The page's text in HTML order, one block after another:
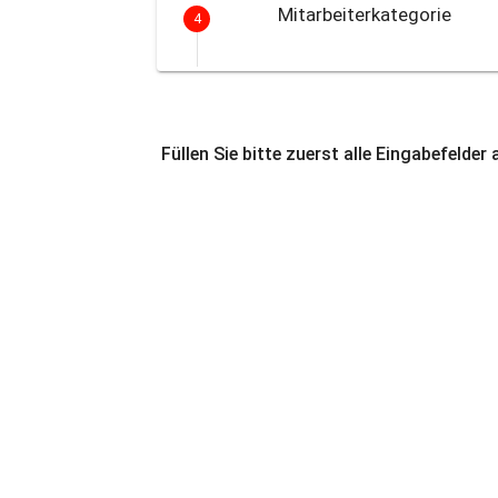
4 Mitarbeiterkategorie
Füllen Sie bitte zuerst alle Eingabefelder